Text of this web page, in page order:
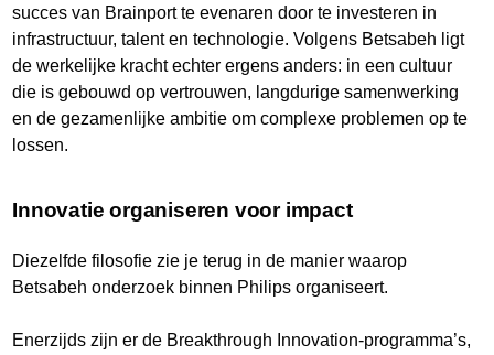
succes van Brainport te evenaren door te investeren in
infrastructuur, talent en technologie. Volgens Betsabeh ligt
de werkelijke kracht echter ergens anders: in een cultuur
die is gebouwd op vertrouwen, langdurige samenwerking
en de gezamenlijke ambitie om complexe problemen op te
lossen.
Innovatie organiseren voor impact
Diezelfde filosofie zie je terug in de manier waarop
Betsabeh onderzoek binnen Philips organiseert.
Enerzijds zijn er de Breakthrough Innovation-programma’s,